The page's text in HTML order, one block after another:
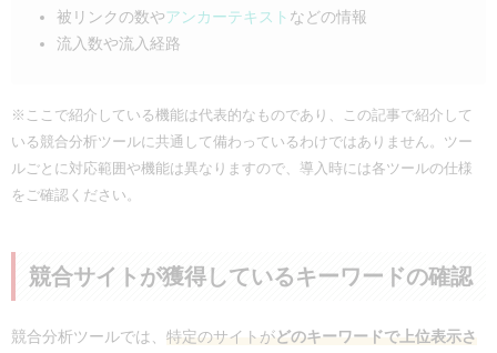
被リンクの数やアンカーテキスト などの情報
流入数や流入経路
※ここで紹介している機能は代表的なものであり、この記事で紹介して
いる競合分析ツールに共通して備わっているわけではありません。ツー
ルごとに対応範囲や機能は異なりますので、導入時には各ツールの仕様
をご確認ください。
競合サイトが獲得しているキーワードの確認
競合分析ツールでは、 特定のサイトがどのキーワードで上位表示さ